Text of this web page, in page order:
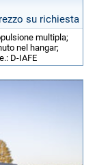
su richiesta
multipla;
nel hangar;
D-IAFE